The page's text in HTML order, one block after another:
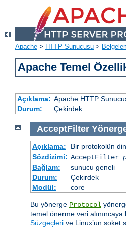
Apache > HTTP Sunucusu >
Apache Temel
Açıklama: Apache HTTP
Durum:
Çekirdek
AcceptFilter
Açıklama:
Bir protokolün
Sözdizimi: AcceptFilter
Bağlam:
sunucu geneli
Durum:
Çekirdek
Modül:
core
Bu yönerge Protocol
temel önerme veri
Süzgeçleri ve Linux’un soket